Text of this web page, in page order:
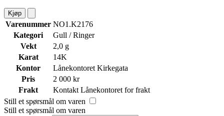
Kjøp
Varenummer NO1.K2176
Kategori
Gull / Ringer
Vekt
2,0 g
Karat
14K
Kontor
Lånekontoret Kirkegata
Pris
2 000 kr
Frakt
Kontakt Lånekontoret for frakt
Still et spørsmål om varen
Still et spørsmål om varen